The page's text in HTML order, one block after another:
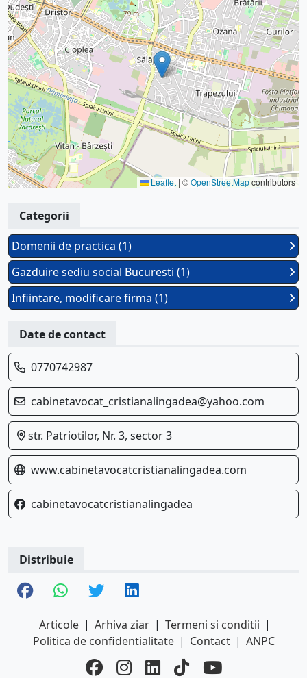
Leaflet | ©OpenStreetMapcontributors
Categorii
Domenii de practica (1)
Gazduire sediu social Bucuresti (1)
Infiintare, modificare firma (1)
Date de contact
0770742987
cabinetavocat_cristianalingadea@yahoo.com
str. Patriotilor, Nr. 3, sector 3
www.cabinetavocatcristianalingadea.com
cabinetavocatcristianalingadea
Distribuie
Articole | Arhiva ziar | Termeni si conditii |
Politica de confidentialitate | Contact | ANPC